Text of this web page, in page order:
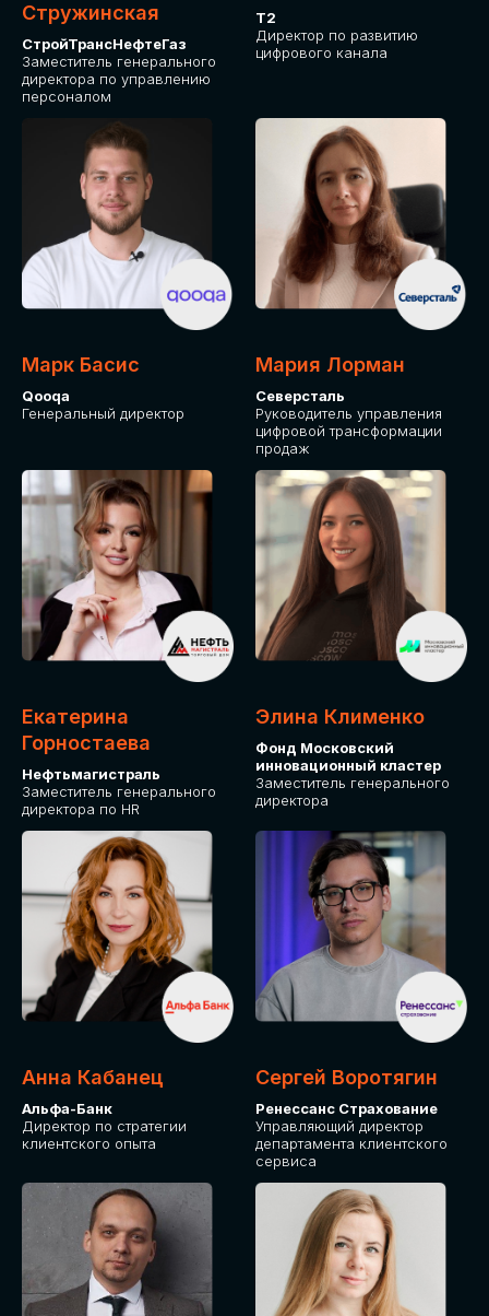
Стружинская
СтройТрансНефтеГаз
Заместитель генерального
директора по управлению
персоналом
Т2
Директор по развитию
цифрового канала
Марк Басис
Qooqa
Генеральный директор
Мария Лорман
Северсталь
Руководитель управления
цифровой трансформации
продаж
Екатерина
Горностаева
Нефтьмагистраль
Заместитель генерального
директора по HR
Элина Клименко
Фонд Московский
инновационный кластер
Заместитель генерального
директора
Анна Кабанец
Альфа-Банк
Директор по стратегии
клиентского опыта
Сергей Воротягин
Ренессанс Страхование
Управляющий директор
департамента клиентского
сервиса
СРЕДИ ПАРТНЕРОВ
МЕРОПРИЯТИЯ
Приглашаем стать партнером GLOBAL
TECH FORUM и презентовать ваши
решения целевой аудитории. Будем
рады сотрудничеству!
СТАНЬТЕ
ЭКСПОНЕНТОМ
ПОДАТЬ ЗАЯВКУ
IT Solutions for Business
СТОИМОСТЬ
УЧАСТИЯ